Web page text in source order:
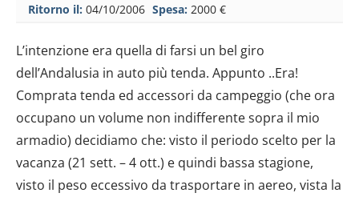
Ritorno il: 04/10/2006 Spesa: 2000 €
L’intenzione era quella di farsi un bel giro
dell’Andalusia in auto più tenda. Appunto ..Era!
Comprata tenda ed accessori da campeggio (che ora
occupano un volume non indifferente sopra il mio
armadio) decidiamo che: visto il periodo scelto per la
vacanza (21 sett. – 4 ott.) e quindi bassa stagione,
visto il peso eccessivo da trasportare in aereo, vista la